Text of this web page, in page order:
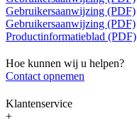
Gebruikersaanwijzing (PDF)
Gebruikersaanwijzing (PDF)
Productinformatieblad (PDF)
Hoe kunnen wij u helpen?
Contact opnemen
Klantenservice
+